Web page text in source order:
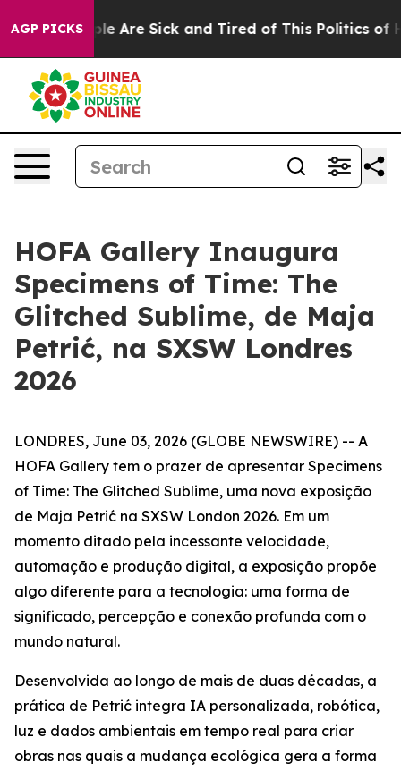
AGP PICKS
“People Are Sick and Tired of This Politics of
HOFA Gallery Inaugura
Specimens of Time: The
Glitched Sublime, de Maja
Petrić, na SXSW Londres
2026
LONDRES, June 03, 2026 (GLOBE NEWSWIRE) -- A
HOFA Gallery tem o prazer de apresentar Specimens
of Time: The Glitched Sublime, uma nova exposição
de Maja Petrić na SXSW London 2026. Em um
momento ditado pela incessante velocidade,
automação e produção digital, a exposição propõe
algo diferente para a tecnologia: uma forma de
significado, percepção e conexão profunda com o
mundo natural.
Desenvolvida ao longo de mais de duas décadas, a
prática de Petrić integra IA personalizada, robótica,
luz e dados ambientais em tempo real para criar
obras nas quais a mudança ecológica gera a forma